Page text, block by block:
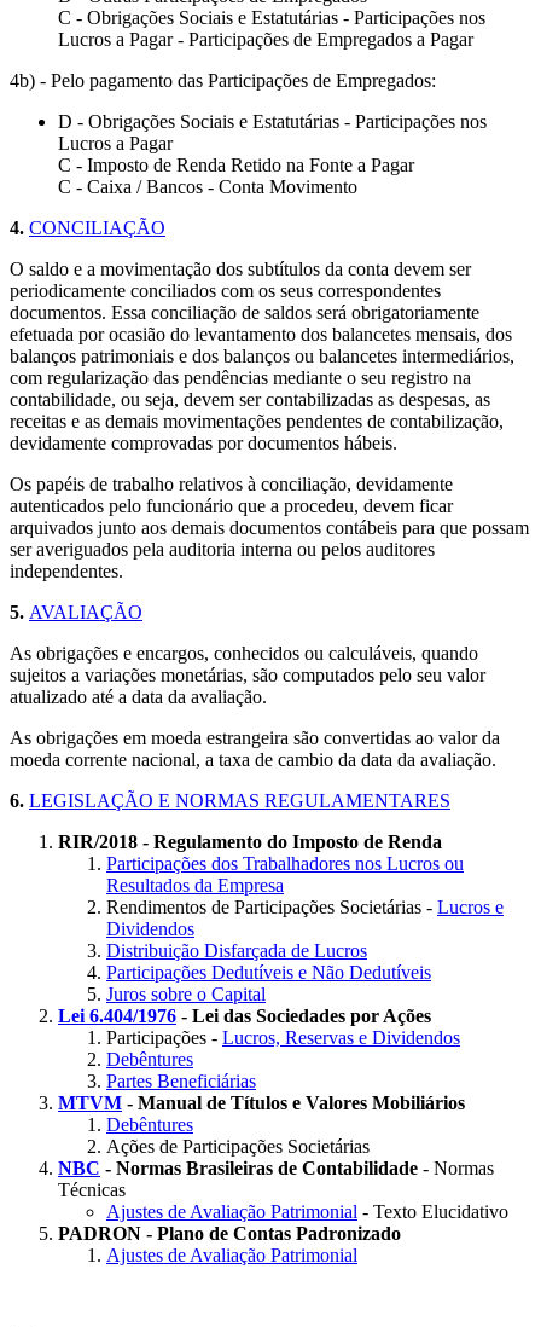
C - Obrigações Sociais e Estatutárias - Participações nos
Lucros a Pagar - Participações de Empregados a Pagar
4b) - Pelo pagamento das Participações de Empregados:
D - Obrigações Sociais e Estatutárias - Participações nos
Lucros a Pagar
C - Imposto de Renda Retido na Fonte a Pagar
C - Caixa / Bancos - Conta Movimento
4. CONCILIAÇÃO
O saldo e a movimentação dos subtítulos da conta devem ser
periodicamente conciliados com os seus correspondentes
documentos. Essa conciliação de saldos será obrigatoriamente
efetuada por ocasião do levantamento dos balancetes mensais, dos
balanços patrimoniais e dos balanços ou balancetes intermediários,
com regularização das pendências mediante o seu registro na
contabilidade, ou seja, devem ser contabilizadas as despesas, as
receitas e as demais movimentações pendentes de contabilização,
devidamente comprovadas por documentos hábeis.
Os papéis de trabalho relativos à conciliação, devidamente
autenticados pelo funcionário que a procedeu, devem ficar
arquivados junto aos demais documentos contábeis para que possam
ser averiguados pela auditoria interna ou pelos auditores
independentes.
5. AVALIAÇÃO
As obrigações e encargos, conhecidos ou calculáveis, quando
sujeitos a variações monetárias, são computados pelo seu valor
atualizado até a data da avaliação.
As obrigações em moeda estrangeira são convertidas ao valor da
moeda corrente nacional, a taxa de cambio da data da avaliação.
6. LEGISLAÇÃO E NORMAS REGULAMENTARES
RIR/2018 - Regulamento do Imposto de Renda
Participações dos Trabalhadores nos Lucros ou
Resultados da Empresa
Rendimentos de Participações Societárias - Lucros e
Dividendos
Distribuição Disfarçada de Lucros
Participações Dedutíveis e Não Dedutíveis
Juros sobre o Capital
Lei 6.404/1976 - Lei das Sociedades por Ações
Participações - Lucros, Reservas e Dividendos
Debêntures
Partes Beneficiárias
MTVM - Manual de Títulos e Valores Mobiliários
Debêntures
Ações de Participações Societárias
NBC - Normas Brasileiras de Contabilidade - Normas
Técnicas
Ajustes de Avaliação Patrimonial - Texto Elucidativo
PADRON - Plano de Contas Padronizado
Ajustes de Avaliação Patrimonial